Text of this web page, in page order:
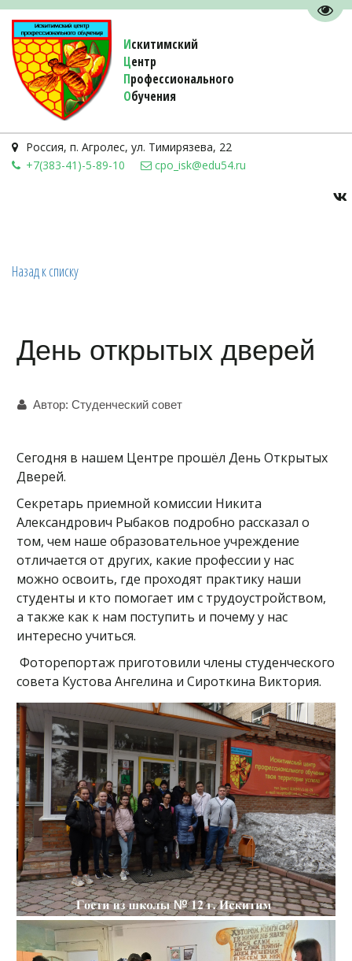
Искитимский
Центр
Профессионального
Обучения
Россия, п. Агролес, ул. Тимирязева, 22
+7(383-41)-5-89-10
cpo_isk@edu54.ru
Назад к списку
День открытых дверей
Автор: Студенческий совет
Сегодня в нашем Центре прошёл День Открытых
Дверей.
Секретарь приемной комиссии Никита
Александрович Рыбаков подробно рассказал о
том, чем наше образовательное учреждение
отличается от других, какие профессии у нас
можно освоить, где проходят практику наши
студенты и кто помогает им с трудоустройством,
а также как к нам поступить и почему у нас
интересно учиться.
Фоторепортаж приготовили члены студенческого
совета Кустова Ангелина и Сироткина Виктория.